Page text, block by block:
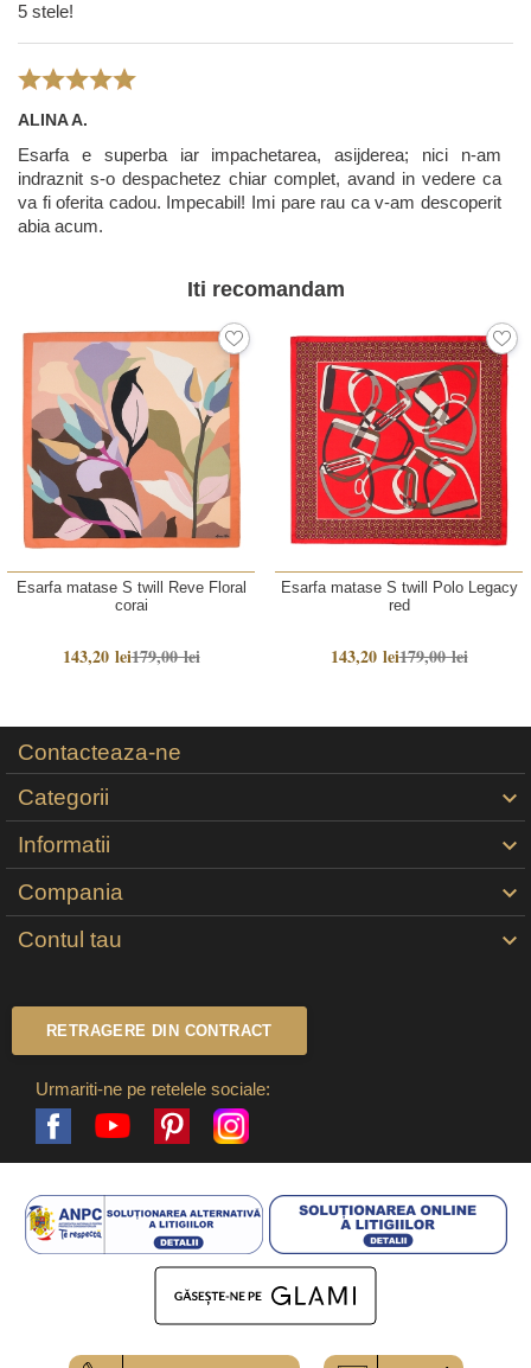
5 stele!
ALINA A.
Esarfa e superba iar impachetarea, asijderea; nici n-am
indraznit s-o despachetez chiar complet, avand in vedere ca
va fi oferita cadou. Impecabil! Imi pare rau ca v-am descoperit
abia acum.
Iti recomandam
Esarfa matase S twill Reve Floral
corai
143,20 lei179,00 lei
Esarfa matase S twill Polo Legacy
red
143,20 lei179,00 lei
Contacteaza-ne
Categorii

Informatii 
Compania 
Contul tau 
RETRAGERE DIN CONTRACT
Urmariti-ne pe retelele sociale:
FacebookYouTube Pinterest